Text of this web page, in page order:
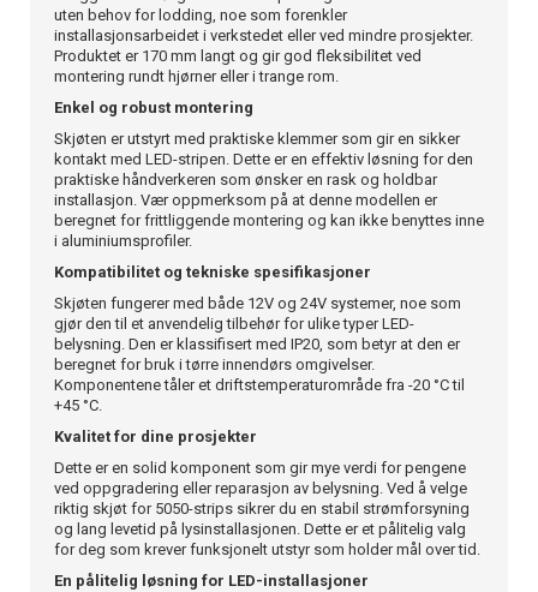
uten behov for lodding, noe som forenkler
installasjonsarbeidet i verkstedet eller ved mindre prosjekter.
Produktet er 170 mm langt og gir god fleksibilitet ved
montering rundt hjørner eller i trange rom.
Enkel og robust montering
Skjøten er utstyrt med praktiske klemmer som gir en sikker
kontakt med LED-stripen. Dette er en effektiv løsning for den
praktiske håndverkeren som ønsker en rask og holdbar
installasjon. Vær oppmerksom på at denne modellen er
beregnet for frittliggende montering og kan ikke benyttes inne
i aluminiumsprofiler.
Kompatibilitet og tekniske spesifikasjoner
Skjøten fungerer med både 12V og 24V systemer, noe som
gjør den til et anvendelig tilbehør for ulike typer LED-
belysning. Den er klassifisert med IP20, som betyr at den er
beregnet for bruk i tørre innendørs omgivelser.
Komponentene tåler et driftstemperaturområde fra -20 °C til
+45 °C.
Kvalitet for dine prosjekter
Dette er en solid komponent som gir mye verdi for pengene
ved oppgradering eller reparasjon av belysning. Ved å velge
riktig skjøt for 5050-strips sikrer du en stabil strømforsyning
og lang levetid på lysinstallasjonen. Dette er et pålitelig valg
for deg som krever funksjonelt utstyr som holder mål over tid.
En pålitelig løsning for LED-installasjoner